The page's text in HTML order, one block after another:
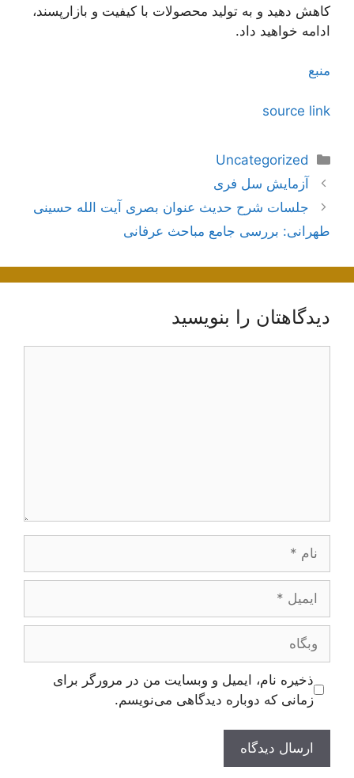
کاهش دهید و به تولید محصولات با کیفیت و بازارپسند،
ادامه خواهید داد.
منبع
source link
دسته‌ها
Uncategorized
ناوبری
نوشته‌ها
آزمایش سل فری
جلسات شرح حدیث عنوان بصری آیت الله حسینی
طهرانی: بررسی جامع مباحث عرفانی
دیدگاهتان را بنویسید
وبگاه
ذخیره نام، ایمیل و وبسایت من در مرورگر برای
زمانی که دوباره دیدگاهی می‌نویسم.